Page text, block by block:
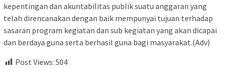
kepentingan dan akuntabilitas publik suatu anggaran yang
telah direncanakan dengan baik mempunyai tujuan terhadap
sasaran program kegiatan dan sub kegiatan yang akan dicapai
dan berdaya guna serta berhasil guna bagi masyarakat.(Adv)
Post Views: 504